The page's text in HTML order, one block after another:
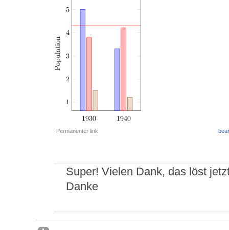
Permanenter link
Super! Vielen Dank, das löst
Danke